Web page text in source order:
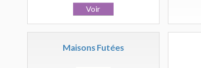
Maisons Futées